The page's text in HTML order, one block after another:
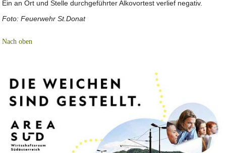
Ein an Ort und Stelle durchgeführter Alkovortest verlief negativ.
Foto: Feuerwehr St.Donat
Nach oben